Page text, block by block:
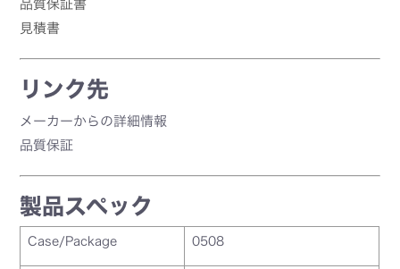
品質保証書
見積書
リンク先
メーカーからの詳細情報
品質保証
製品スペック
Case/Package 0508